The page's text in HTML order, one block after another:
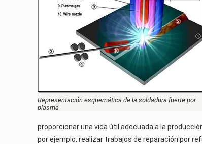
Representación esquemática de la soldadura fuerte por
plasma
proporcionar una vida útil adecuada a la
por ejemplo, realizar trabajos de reparación por